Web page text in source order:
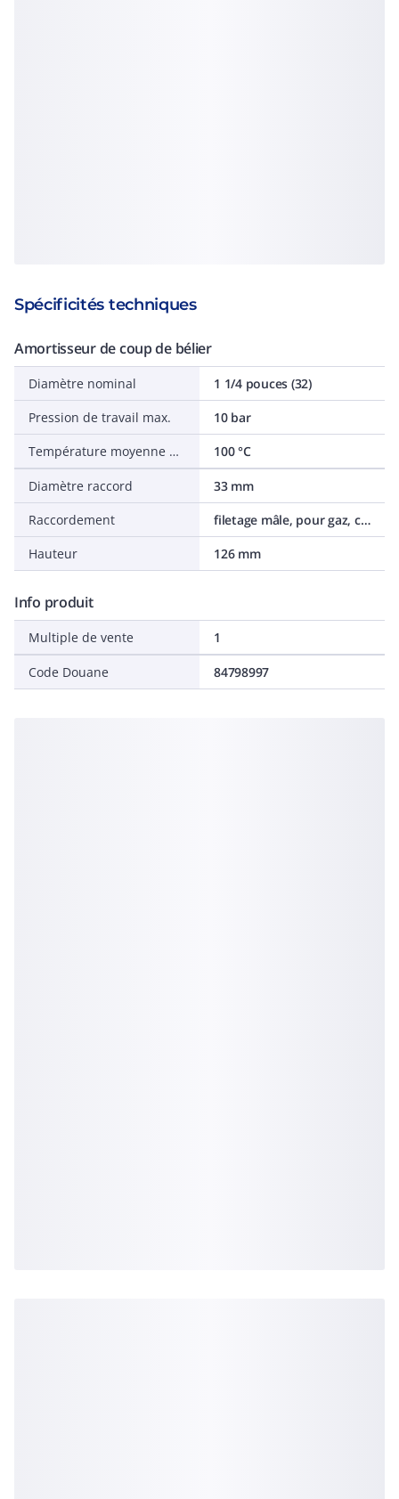
Spécificités techniques
Amortisseur de coup de bélier
Diamètre nominal
1 1/4 pouces (32)
Pression de travail max.
10 bar
Température moyenne maximale (permanente)
100 °C
Diamètre raccord
33 mm
Raccordement
filetage mâle, pour gaz, cylindrique (BSPP)
Hauteur
126 mm
Info produit
Multiple de vente 1
Code Douane 84798997